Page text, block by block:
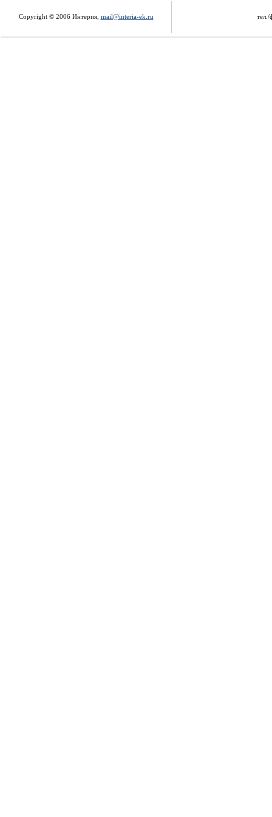
Copyright © 2006 Интерия, mail@interia-ek.ru